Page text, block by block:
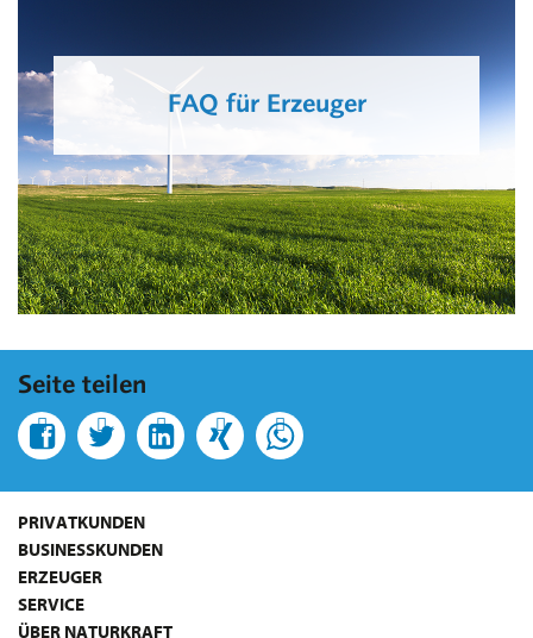
FAQ für Erzeuger
Seite teilen
PRIVATKUNDEN
BUSINESSKUNDEN
ERZEUGER
SERVICE
ÜBER NATURKRAFT